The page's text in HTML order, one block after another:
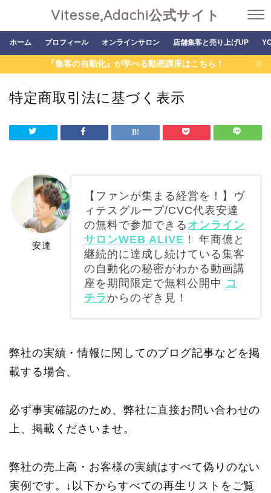
Vitesse,Adachi公式サイト
ホーム プロフィール オンラインサロン 店舗集客と売り上げUP
『集客の自動化』が学べる動画講座はこちら！
特定商取引法に基づく表示
安達
【ファンが集まる経営を！】ヴ
ィテスグループ/CVC代表安達
の無料で参加できる オンライン
サロンWEB ALIVE ！ 年商億と
継続的に達成し続けている集客
の自動化の秘密がわかる動画講
座を期間限定で無料公開中 コ
チラ からのぞき見！
弊社の実績・情報に関してのブログ記事などを掲
載する場合、
必ず事実確認のため、弊社に直接お問い合わせの
上、掲載くださいませ。
弊社の売上高・お客様の実績はすべて偽りのない
実例です。↓以下からすべての再生リストをご覧